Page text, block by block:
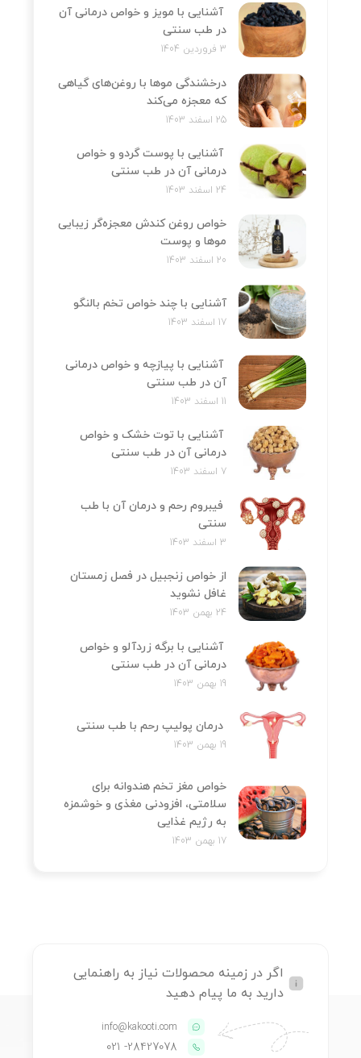
آشنایی با مویز و خواص درمانی آن
در طب سنتی
3 فروردین 1404
درخشندگی موها با روغن‌های گیاهی
که معجزه می‌کند
25 اسفند 1403
آشنایی با پوست گردو و خواص
درمانی آن در طب سنتی
24 اسفند 1403
خواص روغن کندش معجزه‌‌گر زیبایی
موها و پوست
20 اسفند 1403
آشنایی با چند خواص تخم بالنگو
17 اسفند 1403
آشنایی با پیازچه و خواص درمانی
آن در طب سنتی
11 اسفند 1403
آشنایی با توت خشک و خواص
درمانی آن در طب سنتی
7 اسفند 1403
فیبروم رحم و درمان آن با طب
سنتی
3 اسفند 1403
از خواص زنجبیل در فصل زمستان
غافل نشوید
24 بهمن 1403
آشنایی با برگه زردآلو و خواص
درمانی آن در طب سنتی
19 بهمن 1403
درمان پولیپ رحم با طب سنتی
19 بهمن 1403
خواص مغز تخم هندوانه برای
سلامتی، افزودنی مغذی و خوشمزه
به رژیم غذایی
17 بهمن 1403
اگر در زمینه محصولات نیاز به راهنمایی
دارید به ما پیام دهید
info@kakooti.com
28427078
- 021